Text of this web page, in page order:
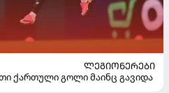
ᲚᲔᲒᲘᲝᲜᲔᲠᲔᲑᲘ
ქართული გოლი მაინც გავიდა